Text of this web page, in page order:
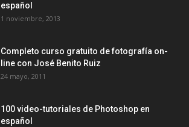
español
1 noviembre, 2013
Completo curso gratuito de fotografía on-
line con José Benito Ruiz
24 mayo, 2011
100 video-tutoriales de Photoshop en
español